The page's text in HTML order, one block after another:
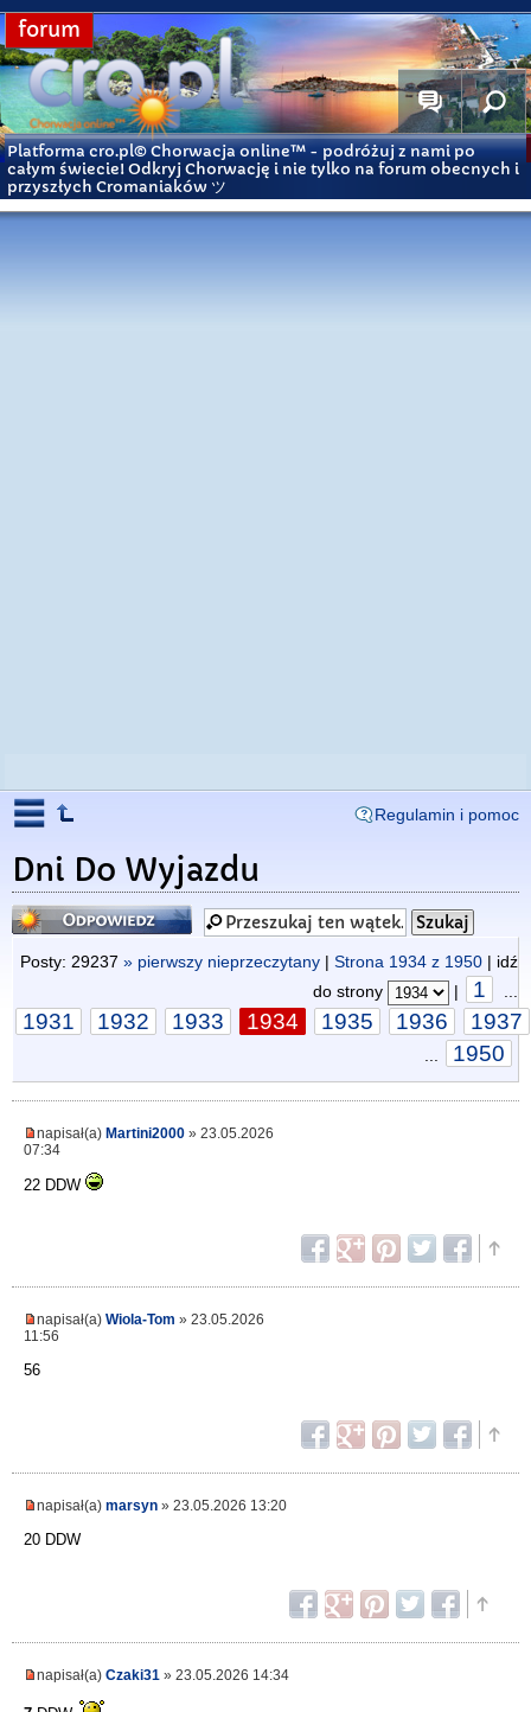
forum
Platforma cro.pl© Chorwacja online™ - podróżuj z nami po
całym świecie! Odkryj Chorwację i nie tylko na forum obecnych i
przyszłych Cromaniaków ツ
Regulamin i pomoc
Dni Do Wyjazdu
Odpowiedz
Posty: 29237 » pierwszy nieprzeczytany | Strona 1934 z 1950 | idź
do strony
| 1
1931 1932 1933 1934 1935 1936 1937
1950
napisał(a) Martini2000 » 23.05.2026
07:34
22 DDW
napisał(a) Wiola-Tom » 23.05.2026
11:56
56
napisał(a) marsyn » 23.05.2026 13:20
20 DDW
napisał(a) Czaki31 » 23.05.2026 14:34